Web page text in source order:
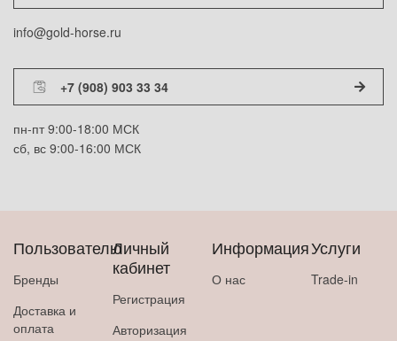
info@gold-horse.ru
+7 (908) 903 33 34
пн-пт 9:00-18:00 МСК
сб, вс 9:00-16:00 МСК
Пользователю
Бренды
Доставка и
оплата
Личный
кабинет
Регистрация
Авторизация
Информация
О нас
Услуги
Trade-in